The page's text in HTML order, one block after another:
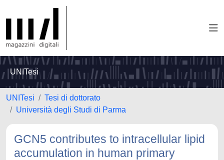
UNITesi
UNITesi
Tesi di dottorato
Università degli Studi di Parma
GCN5 contributes to intracellular lipid
accumulation in human primary